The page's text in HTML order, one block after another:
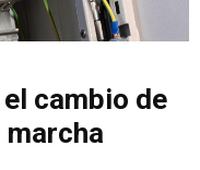
cambio de
marcha